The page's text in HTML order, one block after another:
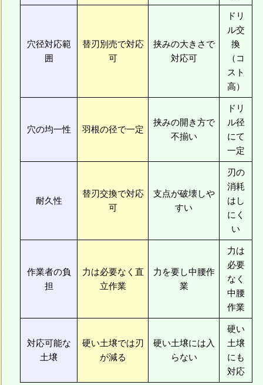
穴径対応範
囲
替刃別売で対応
可
挟みの大きさで
対応可
ドリ
ル交
換
（コ
スト
高）
穴の均一性 羽根の径で一定
挟みの開き方で
不揃い
ドリ
ル径
にて
一定
耐久性
替刃交換で対応
可
支点が破壊しや
すい
刃の
消耗
はし
にく
い
作業者の負
担
力は必要なく直
立作業
力を要し中腰作
業
力は
必要
なく
中腰
作業
対応可能な
土壌
硬い土壌では刃
が減る
硬い土壌には入
らない
硬い
土壌
にも
対応